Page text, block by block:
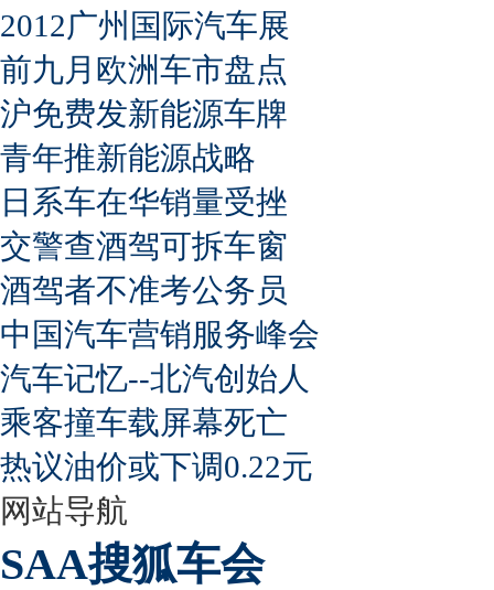
2012广州国际汽车展
前九月欧洲车市盘点
沪免费发新能源车牌
青年推新能源战略
日系车在华销量受挫
交警查酒驾可拆车窗
酒驾者不准考公务员
中国汽车营销服务峰会
汽车记忆--北汽创始人
乘客撞车载屏幕死亡
热议油价或下调0.22元
网站导航
SAA搜狐车会